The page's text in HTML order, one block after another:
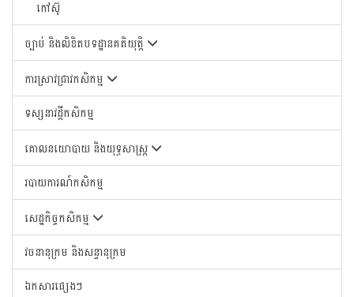
កៅស៊ូ
ច្បាប់ និងលិខិតបទដ្ឋានគតិយុត្តិ
ការស្រាវជ្រាវកសិកម្ម
ទស្សនាវដ្តីកសិកម្ម
គោលនយោបាយ និងយុទ្ធសាស្រ្ត
របាយការណ៍កសិកម្ម
សេដ្ឋកិច្ចកសិកម្ម
វចនានុក្រម និងសន្ទានុក្រម
ឯកសារផ្សេងៗ